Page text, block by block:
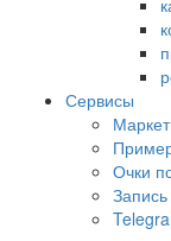
Сервисы
Маркет
Очки